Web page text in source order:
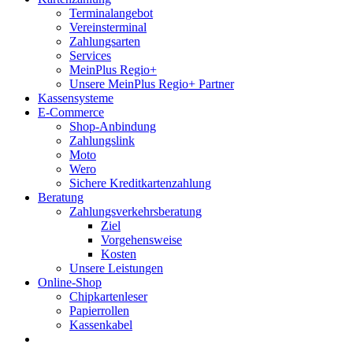
Terminalangebot
Vereinsterminal
Zahlungsarten
Services
MeinPlus Regio+
Unsere MeinPlus Regio+ Partner
Kassensysteme
E-Commerce
Shop-Anbindung
Zahlungslink
Moto
Wero
Sichere Kreditkartenzahlung
Beratung
Zahlungsverkehrsberatung
Ziel
Vorgehensweise
Kosten
Unsere Leistungen
Online-Shop
Chipkartenleser
Papierrollen
Kassenkabel